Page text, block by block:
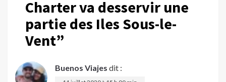
Charter va desservir une
partie des Iles Sous-le-
Vent”
Buenos Viajes dit :